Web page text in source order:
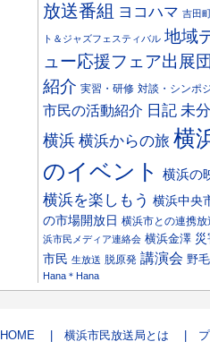
放送番組 ヨコハマ 吉田
ト＆ジャズフェスティバル 地域
ュー応援フェア出展
紹介 実習・研修 対談・シンポ
市民の活動紹介 日記 未
横浜 横浜からの旅 横
のイベント
横浜の
横浜を楽しもう 横浜中央
の市場開放日 横浜市との連携放
浜市民メディア連絡会 横浜金澤
市民 生放送 脱原発 講演会 野毛
Hana＊Hana
HOME | 横浜市民放送局とは | プ